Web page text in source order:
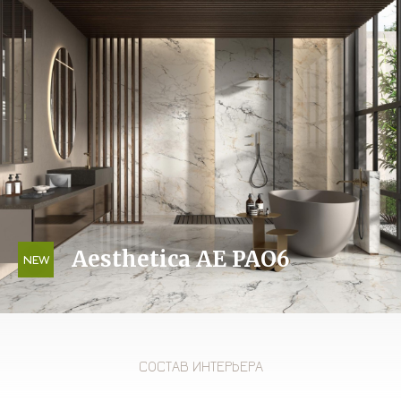
NEW Aesthetica AE PAO6
СОСТАВ ИНТЕРЬЕРА